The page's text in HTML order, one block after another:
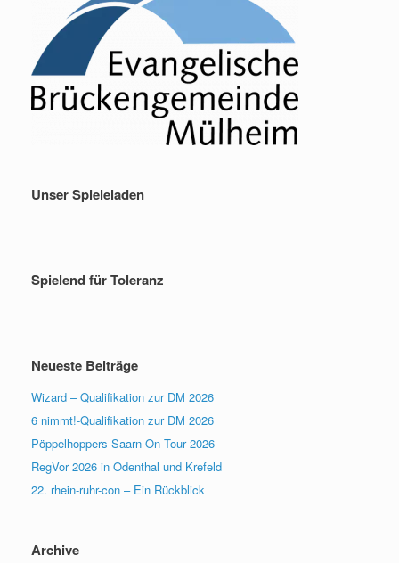
Unser Spieleladen
Spielend für Toleranz
Neueste Beiträge
Wizard – Qualifikation zur DM 2026
6 nimmt!-Qualifikation zur DM 2026
Pöppelhoppers Saarn On Tour 2026
RegVor 2026 in Odenthal und Krefeld
22. rhein-ruhr-con – Ein Rückblick
Archive